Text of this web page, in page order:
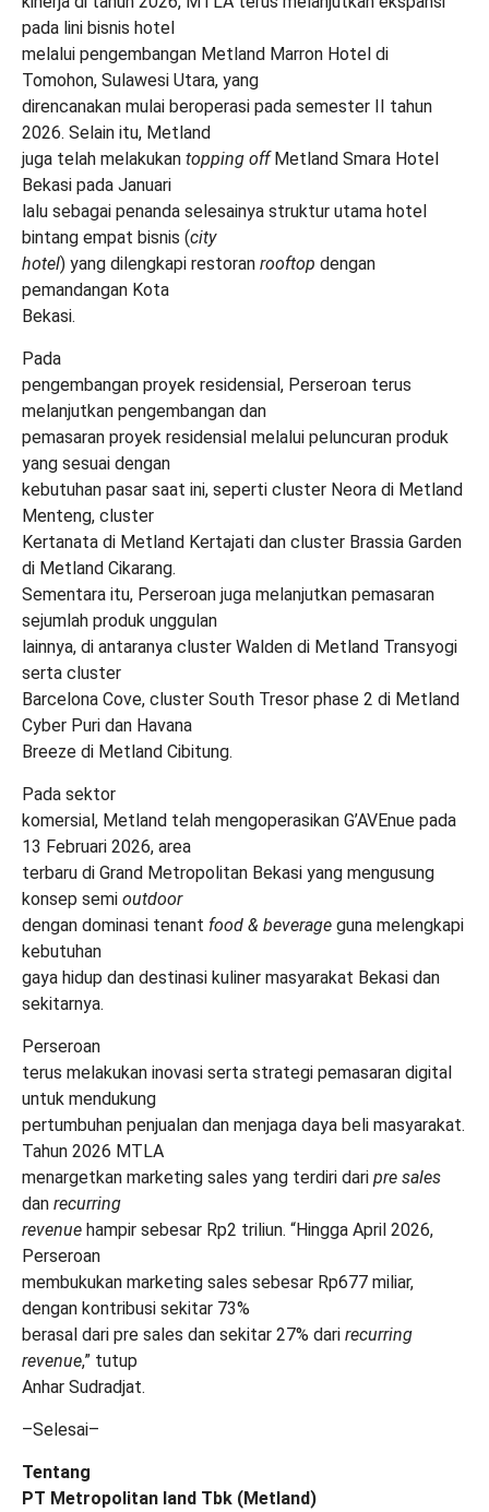
pada lini bisnis hotel
melalui pengembangan Metland Marron Hotel di
Tomohon, Sulawesi Utara, yang
direncanakan mulai beroperasi pada semester II tahun
2026. Selain itu, Metland
juga telah melakukan topping offMetland Smara Hotel
Bekasi pada Januari
lalu sebagai penanda selesainya struktur utama hotel
bintang empat bisnis (city
hotel) yang dilengkapi restoran rooftop dengan
pemandangan Kota
Bekasi.
Pada
pengembangan proyek residensial, Perseroan terus
melanjutkan pengembangan dan
pemasaran proyek residensial melalui peluncuran produk
yang sesuai dengan
kebutuhan pasar saat ini, seperti cluster Neora di Metland
Menteng, cluster
Kertanata di Metland Kertajati dan cluster Brassia Garden
di Metland Cikarang.
Sementara itu, Perseroan juga melanjutkan pemasaran
sejumlah produk unggulan
lainnya, di antaranya cluster Walden di Metland Transyogi
serta cluster
Barcelona Cove, cluster South Tresor phase 2 di Metland
Cyber Puri dan Havana
Breeze di Metland Cibitung.
Pada sektor
komersial, Metland telah mengoperasikan G’AVEnue pada
13 Februari 2026, area
terbaru di Grand Metropolitan Bekasi yang mengusung
konsep semi outdoor
dengan dominasi tenant food & beverage guna melengkapi
kebutuhan
gaya hidup dan destinasi kuliner masyarakat Bekasi dan
sekitarnya.
Perseroan
terus melakukan inovasi serta strategi pemasaran digital
untuk mendukung
pertumbuhan penjualan dan menjaga daya beli masyarakat.
Tahun 2026 MTLA
menargetkan marketing sales yang terdiri dari pre sales
dan recurring
revenue hampir sebesar Rp2 triliun. “Hingga April 2026,
Perseroan
membukukan marketing sales sebesar Rp677 miliar,
dengan kontribusi sekitar 73%
berasal dari pre sales dan sekitar 27% dari recurring
revenue,” tutup
Anhar Sudradjat.
–Selesai–
Tentang
PT Metropolitan land Tbk (Metland)